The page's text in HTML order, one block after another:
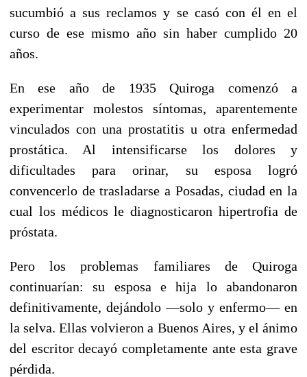
sucumbió a sus reclamos y se casó con él en el
curso de ese mismo año sin haber cumplido 20
años.
En ese año de 1935 Quiroga comenzó a
experimentar molestos síntomas, aparentemente
vinculados con una prostatitis u otra enfermedad
prostática. Al intensificarse los dolores y
dificultades para orinar, su esposa logró
convencerlo de trasladarse a Posadas, ciudad en la
cual los médicos le diagnosticaron hipertrofia de
próstata.
Pero los problemas familiares de Quiroga
continuarían: su esposa e hija lo abandonaron
definitivamente, dejándolo —solo y enfermo— en
la selva. Ellas volvieron a Buenos Aires, y el ánimo
del escritor decayó completamente ante esta grave
pérdida.